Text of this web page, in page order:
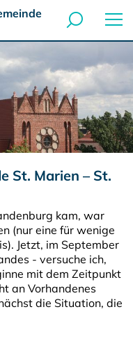
St. Marien – St.
kam, war
(nur eine für wenige
Jetzt, im September
- versuche ich,
mit dem Zeitpunkt
an Vorhandenes
die Situation, die